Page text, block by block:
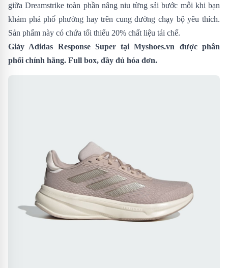
giữa Dreamstrike toàn phần nâng niu từng sải bước mỗi khi bạn
khám phá phố phường hay trên cung đường chạy bộ yêu thích.
Sản phẩm này có chứa tối thiểu 20% chất liệu tái chế.
Giày Adidas Response Supertại Myshoes.vn được phân
phối chính hãng. Full box, đầy đủ hóa đơn.